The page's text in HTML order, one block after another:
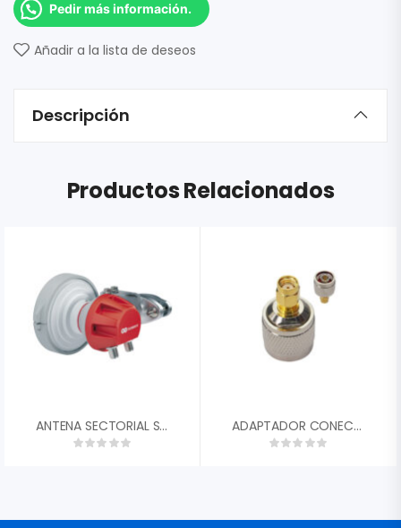
Pedir más información.
Añadir a la lista de deseos
Descripción
Productos Relacionados
ANTENA SECTORIAL SIMETRICA RF ELEMENTS SHCC560 CARRIER CLASS DE 60░ 13.2 DBI 5180-6100 MHZ 2X N FEMALE CONECTORIZADA PARA AMBIENTES DE ALTO RUIDO ADAPTADOR CONECTOR N MALE A SMA LANPRO LP-4610